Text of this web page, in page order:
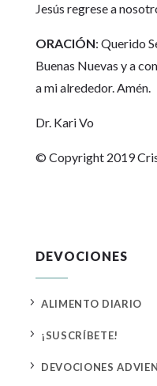
Jesús regrese a
ORACIÓN: Querido
Buenas Nuevas y a
a mi alrededor. Amén.
Dr. Kari Vo
© Copyright 2019
DEVOCIONES
5 ALIMENTO DIARIO
5 ¡SUSCRÍBETE!
5 DEVOCIONES